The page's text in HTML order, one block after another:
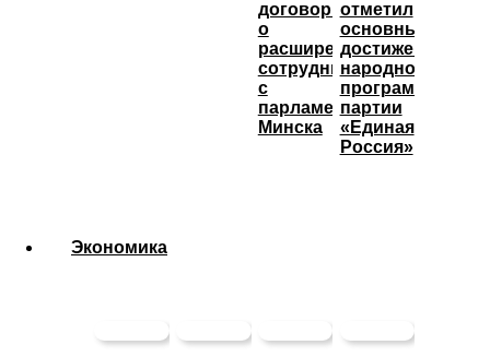
договорился
о
расширении
сотрудничества
с
парламентом
Минска
отметил
основные
достижения
народной
программы
партии
«Единая
Россия»
Экономика